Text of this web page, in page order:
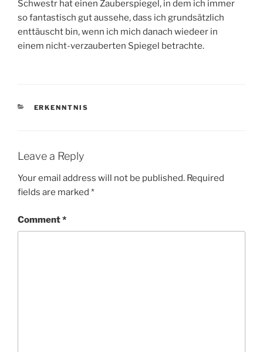
Schwestr hat einen Zauberspiegel, in dem ich immer
so fantastisch gut aussehe, dass ich grundsätzlich
enttäuscht bin, wenn ich mich danach wiedeer in
einem nicht-verzauberten Spiegel betrachte.
CATEGORIES
ERKENNTNIS
Leave a Reply
Your email address will not be published. Required
fields are marked *
Comment*